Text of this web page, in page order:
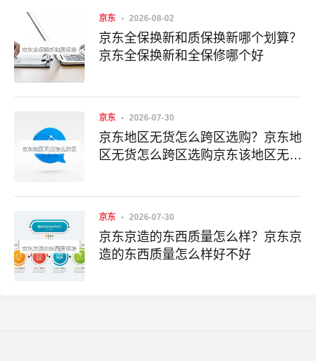
京东 2026-08-02
京东全保换新和质保换新哪个划算？
京东全保换新和全保修哪个好
京东 2026-07-30
京东地区无货怎么跨区选购？京东地
区无货怎么跨区选购京东该地区无货
京东 2026-07-30
京东京造的东西质量怎么样？京东京
造的东西质量怎么样好不好